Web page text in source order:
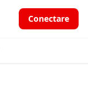
Conectare